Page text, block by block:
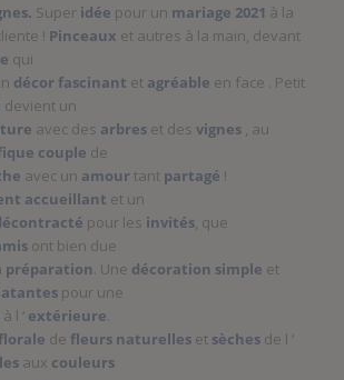
Super idée pour un mariage 2021 à la
! Pinceaux et autres à la main, devant
qui
décor fascinant etagréable en face . Petit
devient un
avec des arbreset des vignes, au
couple de
avec un amourtant partagé !
accueillant et un
pour les invités, que
ont bien due
préparation. Une décoration simple et
pour une
à l ‘ extérieure.
florale de fleurs naturelleset sèchesde l ‘
aux couleurs